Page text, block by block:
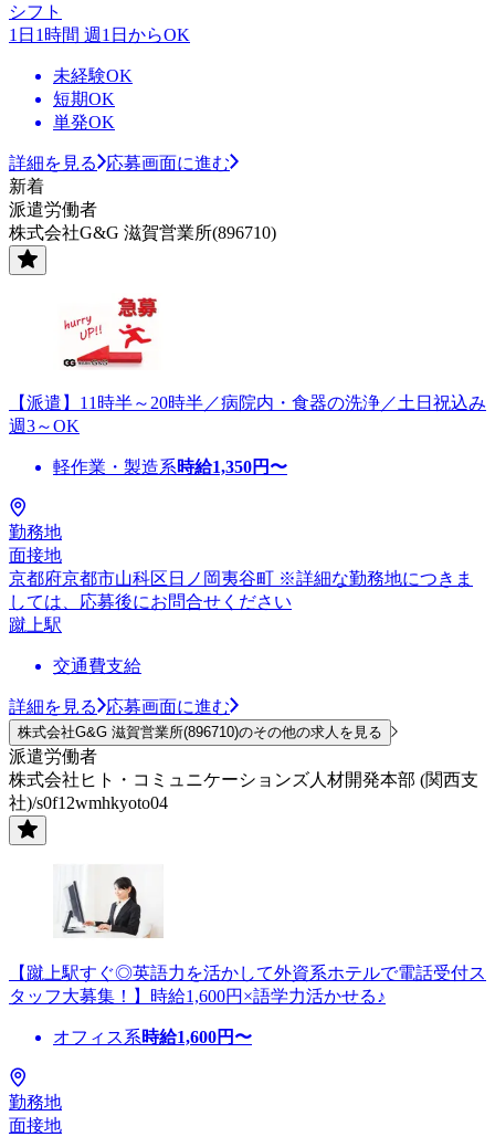
シフト
1日1時間 週1日からOK
未経験OK
短期OK
単発OK
詳細を見る
応募画面に進む
新着
派遣労働者
株式会社G&G 滋賀営業所(896710)
【派遣】11時半～20時半／病院内・食器の洗浄／土日祝込み
週3～OK
軽作業・製造系時給1,350円〜
勤務地
面接地
京都府京都市山科区日ノ岡夷谷町 ※詳細な勤務地につきま
しては、応募後にお問合せください
蹴上駅
交通費支給
詳細を見る 応募画面に進む
株式会社G&G 滋賀営業所(896710)のその他の求人を見る
派遣労働者
株式会社ヒト・コミュニケーションズ人材開発本部 (関西支
社)/s0f12wmhkyoto04
【蹴上駅すぐ◎英語力を活かして外資系ホテルで電話受付ス
タッフ大募集！】時給1,600円×語学力活かせる♪
オフィス系時給1,600円〜
勤務地
面接地